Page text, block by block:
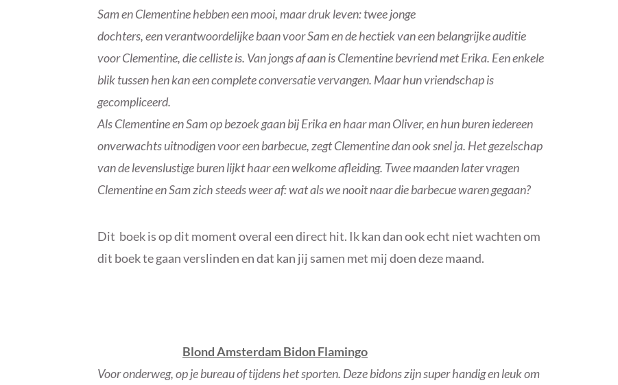
Samen Clementine hebben een mooi, maar druk leven: twee jonge
dochters, een verantwoordelijke baan voor Sam en de hectiek van een belangrijke auditie
voor Clementine, die celliste is. Van jongs af aan is Clementine bevriend met Erika. Een enkele
blik tussen hen kan een complete conversatie vervangen. Maar hun vriendschap is
gecompliceerd.
Als Clementine en Sam op bezoek gaan bij Erika en haar man Oliver, en hun buren iedereen
onverwachts uitnodigen voor een barbecue, zegt Clementine dan ook snel ja. Het gezelschap
van de levenslustige buren lijkt haar een welkome afleiding. Twee maanden later vragen
Clementine en Sam zich steeds weer af: wat als we nooit naar die barbecue waren gegaan?
Dit boek is op dit moment overal een direct hit. Ik kan dan ook echt niet wachten om
dit boek te gaan verslinden en dat kan jij samen met mij doen deze maand.
Blond Amsterdam Bidon Flamingo
Voor onderweg, op je bureau of tijdens het sporten. Deze bidons zijn super handig en leuk om